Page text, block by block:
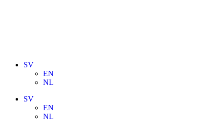
SV
EN
NL
SV
EN
NL